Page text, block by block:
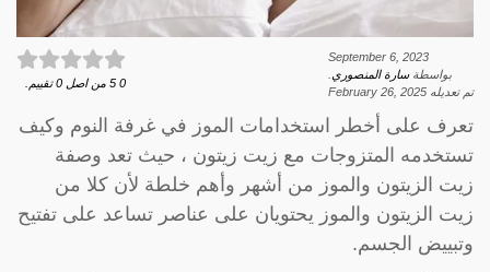
September 6, 2023
بواسطةسارة المنصوري
تم تعديله February 26, 2025
0
5 من اصل 0 تقييم.
تعرف على أخطر استخدامات الموز في غرفة النوم وكيف
تستخدمه المتزوجات مع زيت زيتون ، حيث تعد وصفة
زيت الزيتون والموز من أشهر وأهم خلطة لأن كلا من
زيت الزيتون والموز يحتويان على عناصر تساعد على تفتيح
وتبييض الجسم.